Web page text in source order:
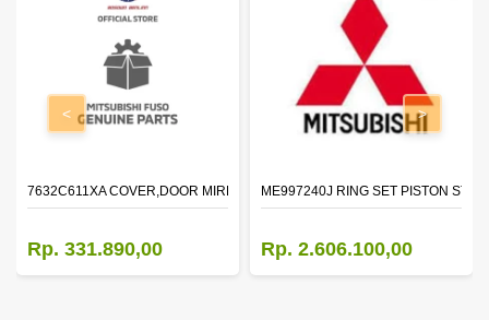
7632C611XA COVER,DOOR MIRROR,OTR LH
Rp. 331.890,00
ME997240J RING SET PISTON STD
Rp. 2.606.100,00
< >